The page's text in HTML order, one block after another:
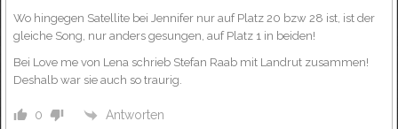
Wo hingegen Satellite bei Jennifer nur auf Platz 20 bzw 28 ist, ist der
gleiche Song, nur anders gesungen, auf Platz 1 in beiden!
Bei Love me von Lena schrieb Stefan Raab mit Landrut zusammen!
Deshalb war sie auch so traurig.
0 Antworten